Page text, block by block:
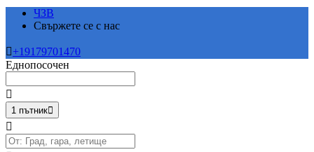
ЧЗВ
Свържете се с нас
+19179701470
Еднопосочен

1 пътник
